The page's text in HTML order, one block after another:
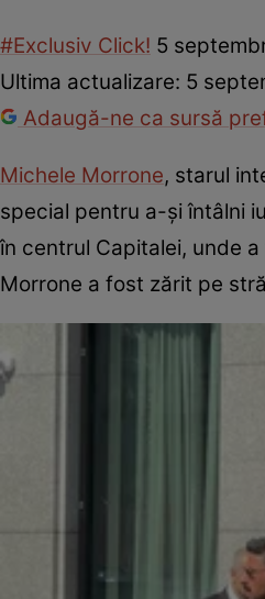
#Exclusiv Click! 5
Ultima actualizare: 5
Adaugă-ne ca sursă
Michele Morrone, starul
special pentru a-și întâlni
în centrul Capitalei, unde
Morrone a fost zărit pe